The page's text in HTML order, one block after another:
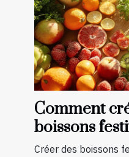
Comment
boissons
pour toutes
Créer des boissons